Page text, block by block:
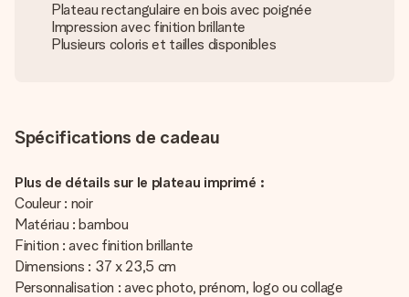
Plateau rectangulaire en bois avec poignée
Impression avec finition brillante
Plusieurs coloris et tailles disponibles
Spécifications de cadeau
Plus de détails sur le plateau imprimé :
Couleur : noir
Matériau : bambou
Finition : avec finition brillante
Dimensions : 37 x 23,5 cm
Personnalisation : avec photo, prénom, logo ou collage